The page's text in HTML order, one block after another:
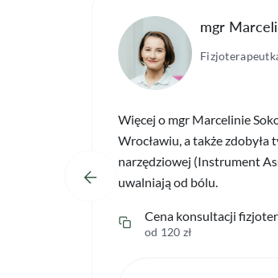
mgr
Więcej o mgr Marcelinie
Wrocławiu, a także
narzędziowej (Instrument
uwalniają od bólu.
Cena konsultacji
od 120 zł